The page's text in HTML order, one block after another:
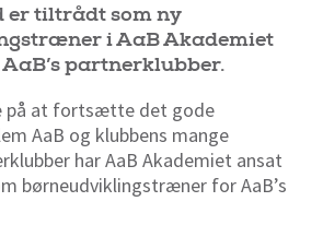
er tiltrådt som ny
i AaB Akademiet
partnerklubber.
på at fortsætte det gode
AaB og klubbens mange
har AaB Akademiet ansat
børneudviklingstræner for AaB’s